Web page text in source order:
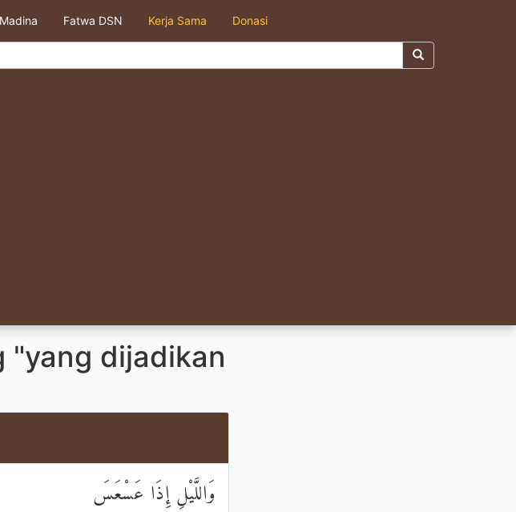
Fatwa DSN Kerja Sama Donasi
"yang dijadikan
وَاللَّيْلِ إِذَا عَسْعَسَ